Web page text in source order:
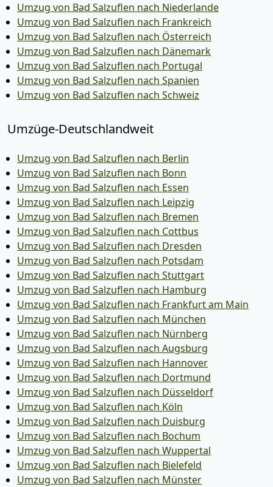
Umzug von Bad Salzuflen nach Niederlande
Umzug von Bad Salzuflen nach Frankreich
Umzug von Bad Salzuflen nach Österreich
Umzug von Bad Salzuflen nach Dänemark
Umzug von Bad Salzuflen nach Portugal
Umzug von Bad Salzuflen nach Spanien
Umzug von Bad Salzuflen nach Schweiz
Umzüge-Deutschlandweit
Umzug von Bad Salzuflen nach Berlin
Umzug von Bad Salzuflen nach Bonn
Umzug von Bad Salzuflen nach Essen
Umzug von Bad Salzuflen nach Leipzig
Umzug von Bad Salzuflen nach Bremen
Umzug von Bad Salzuflen nach Cottbus
Umzug von Bad Salzuflen nach Dresden
Umzug von Bad Salzuflen nach Potsdam
Umzug von Bad Salzuflen nach Stuttgart
Umzug von Bad Salzuflen nach Hamburg
Umzug von Bad Salzuflen nach Frankfurt am Main
Umzug von Bad Salzuflen nach München
Umzug von Bad Salzuflen nach Nürnberg
Umzug von Bad Salzuflen nach Augsburg
Umzug von Bad Salzuflen nach Hannover
Umzug von Bad Salzuflen nach Dortmund
Umzug von Bad Salzuflen nach Düsseldorf
Umzug von Bad Salzuflen nach Köln
Umzug von Bad Salzuflen nach Duisburg
Umzug von Bad Salzuflen nach Bochum
Umzug von Bad Salzuflen nach Wuppertal
Umzug von Bad Salzuflen nach Bielefeld
Umzug von Bad Salzuflen nach Münster